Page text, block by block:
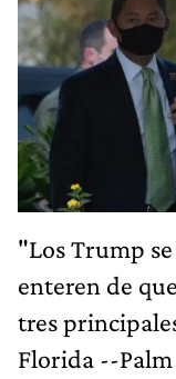
"Los Trump
enteren de
tres
Florida --